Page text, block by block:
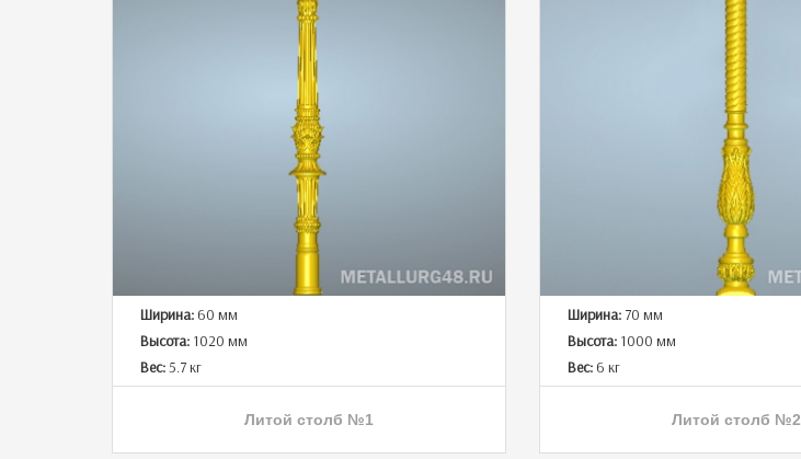
Ширина:60 мм
Высота: 1020 мм
Вес:5.7 кг
Литой столб №1
Ширина: 70 мм
Высота: 1000 мм
Вес:6 кг
Литой столб №2